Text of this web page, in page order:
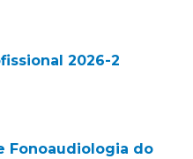
2026-2
Fonoaudiologia do